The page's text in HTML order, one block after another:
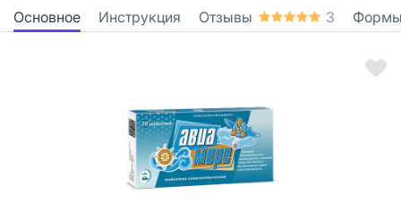
Основное Инструкция Отзывы 3